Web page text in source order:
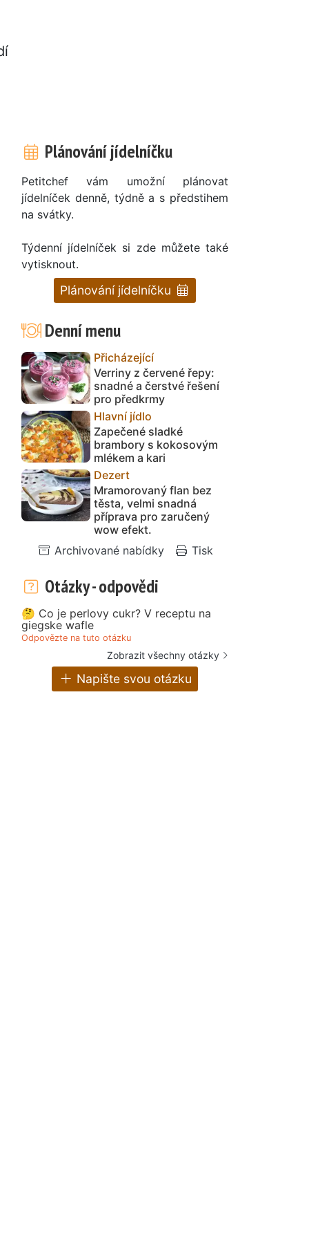
Plánování jídelníčku
Petitchef vám umožní plánovat
jídelníček denně, týdně a s předstihem
na svátky.
Týdenní jídelníček si zde můžete také
vytisknout.
Plánování jídelníčku
Denní menu
Přicházející
Verriny z červené řepy:
snadné a čerstvé řešení
pro předkrmy
Hlavní jídlo
Zapečené sladké
brambory s kokosovým
mlékem a kari
Dezert
Mramorovaný flan bez
těsta, velmi snadná
příprava pro zaručený
wow efekt.
Archivované nabídky
Tisk
Otázky - odpovědi
🤔 Co je perlovy cukr? V receptu na
giegske wafle
Odpovězte na tuto otázku
Zobrazit všechny otázky
Napište svou otázku